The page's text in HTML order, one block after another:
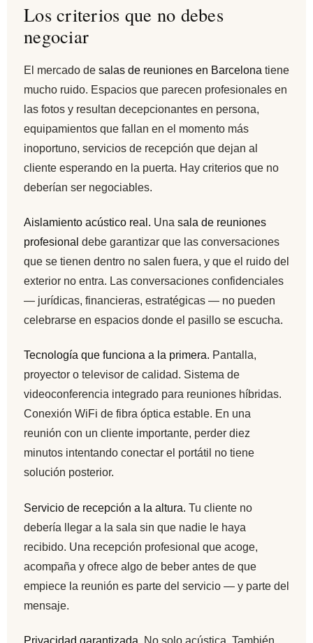
Los criterios que no debes
negociar
El mercado de salas de reuniones en Barcelona tiene
mucho ruido. Espacios que parecen profesionales en
las fotos y resultan decepcionantes en persona,
equipamientos que fallan en el momento más
inoportuno, servicios de recepción que dejan al
cliente esperando en la puerta. Hay criterios que no
deberían ser negociables.
Aislamiento acústico real. Una sala de reuniones
profesional debe garantizar que las conversaciones
que se tienen dentro no salen fuera, y que el ruido del
exterior no entra. Las conversaciones confidenciales
— jurídicas, financieras, estratégicas — no pueden
celebrarse en espacios donde el pasillo se escucha.
Tecnología que funciona a la primera. Pantalla,
proyector o televisor de calidad. Sistema de
videoconferencia integrado para reuniones híbridas.
Conexión WiFi de fibra óptica estable. En una
reunión con un cliente importante, perder diez
minutos intentando conectar el portátil no tiene
solución posterior.
Servicio de recepción a la altura. Tu cliente no
debería llegar a la sala sin que nadie le haya
recibido. Una recepción profesional que acoge,
acompaña y ofrece algo de beber antes de que
empiece la reunión es parte del servicio — y parte del
mensaje.